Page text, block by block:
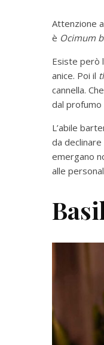
Attenzione
è Ocimum
Esiste però
anice. Poi il
cannella.
dal profumo
L’abile
da
emergano
alle